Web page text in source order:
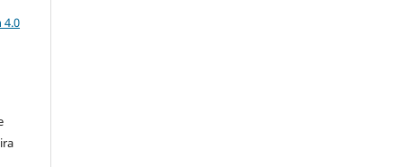
4.0